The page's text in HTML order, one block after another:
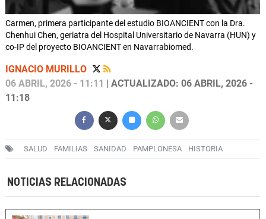
Carmen, primera participante del estudio BIOANCIENT con la Dra.
Chenhui Chen, geriatra del Hospital Universitario de Navarra (HUN) y
co-IP del proyecto BIOANCIENT en Navarrabiomed.
IGNACIO MURILLO
06 ABRIL, 2026 - 11:11
| ACTUALIZADO: 06 ABRIL, 2026 -
11:18
SALUD FAMILIAS SANIDAD PAMPLONESA HISTORIA
NOTICIAS RELACIONADAS